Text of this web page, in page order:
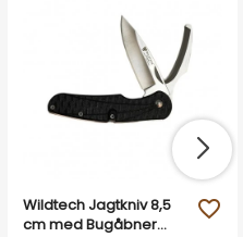
Wildtech Jagtkniv 8,5
cm med Bugåbner
favorite_outline